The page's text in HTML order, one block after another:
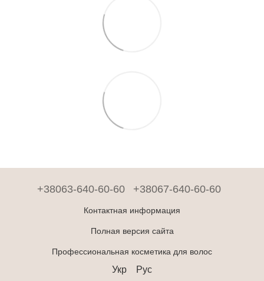
+38063-640-60-60 +38067-640-60-60
Контактная информация
Полная версия сайта
Профессиональная косметика для волос
Укр Рус